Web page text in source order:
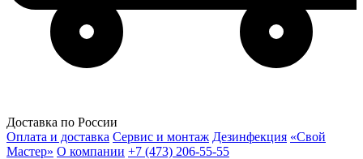
Доставка по России
Оплата и доставка Сервис и монтаж Дезинфекция «Свой
Мастер» О компании +7 (473) 206-55-55